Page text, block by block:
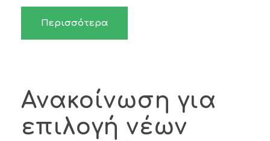
Περισσότερα
Ανακοίνωση για
επιλογή νέων